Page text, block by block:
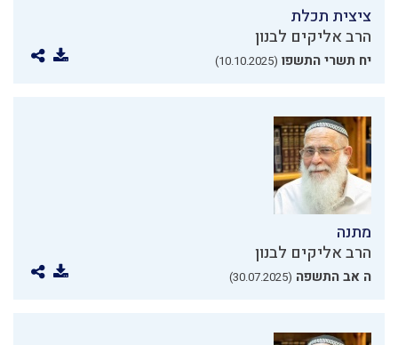
ציצית תכלת
הרב אליקים לבנון
יח תשרי התשפו (10.10.2025)
מתנה
הרב אליקים לבנון
ה אב התשפה (30.07.2025)